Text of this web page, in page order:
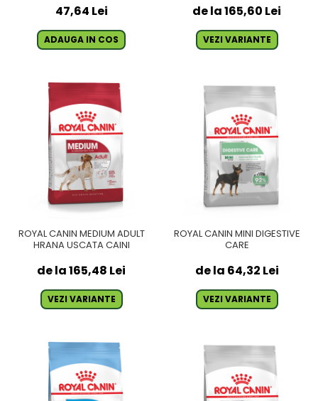
47,64 Lei
ADAUGA IN COS
de la 165,60 Lei
VEZI VARIANTE
ROYAL CANIN MEDIUM ADULT
HRANA USCATA CAINI
de la 165,48 Lei
VEZI VARIANTE
ROYAL CANIN MINI DIGESTIVE
CARE
de la 64,32 Lei
VEZI VARIANTE